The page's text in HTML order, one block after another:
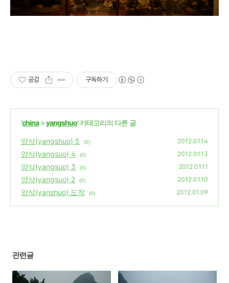
공감 구독하기
'china>yangshuo' 카테고리의 다른 글
양삭(yangshuo) 5 (0) 2012.01.14
양삭(yangsuo) 4 (0) 2012.01.13
양삭(yangsuo) 3 (0) 2012.01.11
양삭(yangsuo) 2 (0) 2012.01.10
양삭(yanshuo) 도착 (0) 2012.01.09
관련글